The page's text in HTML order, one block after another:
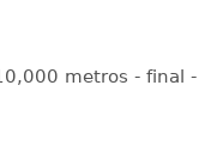
metros - final -